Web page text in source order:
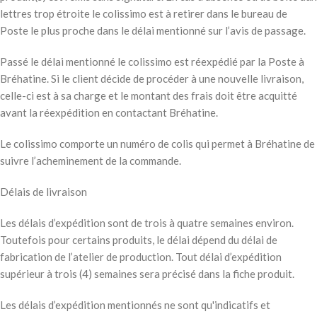
lettres trop étroite le colissimo est à retirer dans le bureau de
Poste le plus proche dans le délai mentionné sur l’avis de passage.
Passé le délai mentionné le colissimo est réexpédié par la Poste à
Bréhatine. Si le client décide de procéder à une nouvelle livraison,
celle-ci est à sa charge et le montant des frais doit être acquitté
avant la réexpédition en contactant Bréhatine.
Le colissimo comporte un numéro de colis qui permet à Bréhatine de
suivre l’acheminement de la commande.
Délais de livraison
Les délais d’expédition sont de trois à quatre semaines environ.
Toutefois pour certains produits, le délai dépend du délai de
fabrication de l’atelier de production. Tout délai d’expédition
supérieur à trois (4) semaines sera précisé dans la fiche produit.
Les délais d’expédition mentionnés ne sont qu'indicatifs et